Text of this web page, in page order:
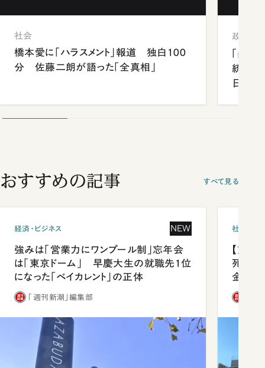
社会
橋本愛に「ハラスメント」報道 独白100
分 佐藤二朗が語った「全真相」
政治
「楽し
統領と
日米
おすすめの記事 すべて見る
経済・ビジネス NEW
強みは「営業力にワンプール制」忘年会
は「東京ドーム」 早慶大生の就職先1位
になった「ベイカレント」の正体
「週刊新潮」編集部
社会
【熊本
死を分
金」